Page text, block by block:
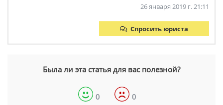
26 января 2019 г. 21:11
Спросить юриста
Была ли эта статья для вас полезной?
0 0